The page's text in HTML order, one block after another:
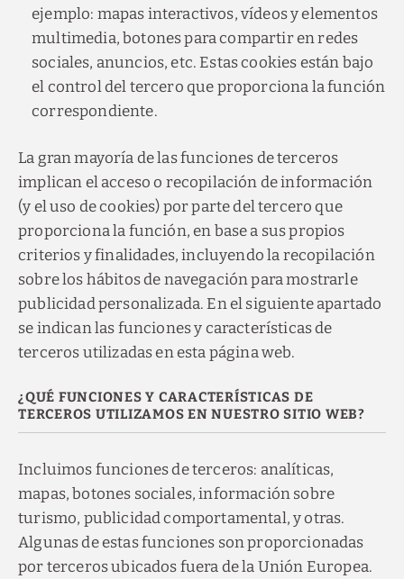
ejemplo: mapas interactivos, vídeos y elementos
multimedia, botones para compartir en redes
sociales, anuncios, etc. Estas cookies están bajo
el control del tercero que proporciona la función
correspondiente.
La gran mayoría de las funciones de terceros
implican el acceso o recopilación de información
(y el uso de cookies) por parte del tercero que
proporciona la función, en base a sus propios
criterios y finalidades, incluyendo la recopilación
sobre los hábitos de navegación para mostrarle
publicidad personalizada. En el siguiente apartado
se indican las funciones y características de
terceros utilizadas en esta página web.
¿QUÉ FUNCIONES Y CARACTERÍSTICAS DE
TERCEROS UTILIZAMOS EN NUESTRO SITIO WEB?
Incluimos funciones de terceros: analíticas,
mapas, botones sociales, información sobre
turismo, publicidad comportamental, y otras.
Algunas de estas funciones son proporcionadas
por terceros ubicados fuera de la Unión Europea.
Descubra nuestras
ofertas
Descubra todas nuestras ofertas especiales.